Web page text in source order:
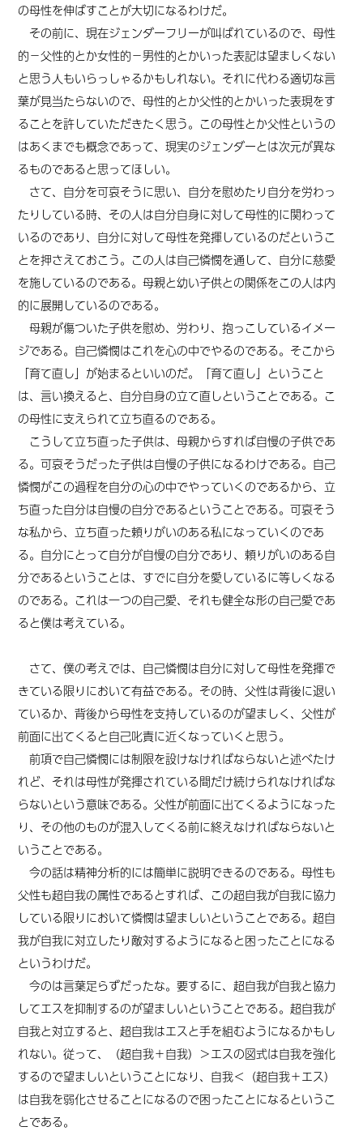
の母性を伸ばすことが大切になるわけだ。
その前に、現在ジェンダーフリーが叫ばれているので、母性
的－父性的とか女性的－男性的とかいった表記は望ましくない
と思う人もいらっしゃるかもしれない。それに代わる適切な言
葉が見当たらないので、母性的とか父性的とかいった表現をす
ることを許していただきたく思う。この母性とか父性というの
はあくまでも概念であって、現実のジェンダーとは次元が異な
るものであると思ってほしい。
さて、自分を可哀そうに思い、自分を慰めたり自分を労わっ
たりしている時、その人は自分自身に対して母性的に関わって
いるのであり、自分に対して母性を発揮しているのだというこ
とを押さえておこう。この人は自己憐憫を通して、自分に慈愛
を施しているのである。母親と幼い子供との関係をこの人は内
的に展開しているのである。
母親が傷ついた子供を慰め、労わり、抱っこしているイメー
ジである。自己憐憫はこれを心の中でやるのである。そこから
「育て直し」が始まるといいのだ。「育て直し」ということ
は、言い換えると、自分自身の立て直しということである。こ
の母性に支えられて立ち直るのである。
こうして立ち直った子供は、母親からすれば自慢の子供であ
る。可哀そうだった子供は自慢の子供になるわけである。自己
憐憫がこの過程を自分の心の中でやっていくのであるから、立
ち直った自分は自慢の自分であるということである。可哀そう
な私から、立ち直った頼りがいのある私になっていくのであ
る。自分にとって自分が自慢の自分であり、頼りがいのある自
分であるということは、すでに自分を愛しているに等しくなる
のである。 これは一つの自己愛、 それも健全な形の自己愛であ
ると僕は考えている。
さて、僕の考えでは、自己憐憫は自分に対して母性を発揮で
きている限りにおいて有益である。 その時、父性は背後に退い
ているか、背後から母性を支持しているのが望ましく、父性が
前面に出てくると自己叱責に近くなっていくと思う。
前項で自己憐憫には制限を設けなければならないと述べたけ
れど、それは母性が発揮されている間だけ続けられなければな
らないという意味である。父性が前面に出てくるようになった
り、その他のものが混入してくる前に終えなければならないと
いうことである。
今の話は精神分析的には簡単に説明できるのである。母性も
父性も超自我の属性であるとすれば、この超自我が自我に協力
している限りにおいて憐憫は望ましいということである。超自
我が自我に対立したり敵対するようになると困ったことになる
というわけだ。
今のは言葉足らずだったな。要するに、超自我が自我と協力
してエスを抑制するのが望ましいということである。超自我が
自我と対立すると、超自我はエスと手を組むようになるかもし
れない。従って、（超自我＋自我）＞エスの図式は自我を強化
するので望ましいということになり、自我＜（超自我＋エス）
は自我を弱化させることになるので困ったことになるというこ
とである。